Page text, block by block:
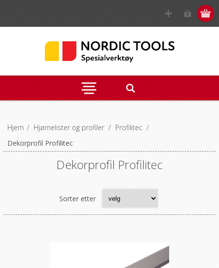
Hjem / Hjørnelister og profiler / Profilitec /
Dekorprofil Profilitec
Dekorprofil Profilitec
Sorter etter